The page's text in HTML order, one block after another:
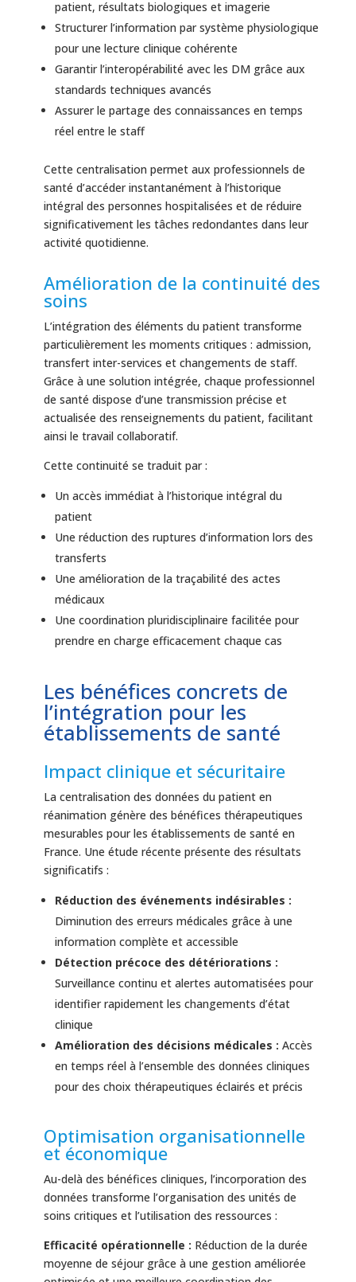
patient, résultats biologiques et imagerie
Structurer l’information par système physiologique
pour une lecture clinique cohérente
Garantir l’interopérabilité avec les DM grâce aux
standards techniques avancés
Assurer le partage des connaissances en temps
réel entre le staff
Cette centralisation permet aux professionnels de
santé d’accéder instantanément à l’historique
intégral des personnes hospitalisées et de réduire
significativement les tâches redondantes dans leur
activité quotidienne.
Amélioration de la continuité des
soins
L’intégration des éléments du patient transforme
particulièrement les moments critiques : admission,
transfert inter-services et changements de staff.
Grâce à une solution intégrée, chaque professionnel
de santé dispose d’une transmission précise et
actualisée des renseignements du patient, facilitant
ainsi le travail collaboratif.
Cette continuité se traduit par :
Un accès immédiat à l’historique intégral du
patient
Une réduction des ruptures d’information lors des
transferts
Une amélioration de la traçabilité des actes
médicaux
Une coordination pluridisciplinaire facilitée pour
prendre en charge efficacement chaque cas
Les bénéfices concrets de
l’intégration pour les
établissements de santé
Impact clinique et sécuritaire
La centralisation des données du patient en
réanimation génère des bénéfices thérapeutiques
mesurables pour les établissements de santé en
France. Une étude récente présente des résultats
significatifs :
Réduction des événements indésirables :
Diminution des erreurs médicales grâce à une
information complète et accessible
Détection précoce des détériorations :
Surveillance continu et alertes automatisées pour
identifier rapidement les changements d’état
clinique
Amélioration des décisions médicales : Accès
en temps réel à l’ensemble des données cliniques
pour des choix thérapeutiques éclairés et précis
Optimisation organisationnelle
et économique
Au-delà des bénéfices cliniques, l’incorporation des
données transforme l’organisation des unités de
soins critiques et l’utilisation des ressources :
Efficacité opérationnelle : Réduction de la durée
moyenne de séjour grâce à une gestion améliorée